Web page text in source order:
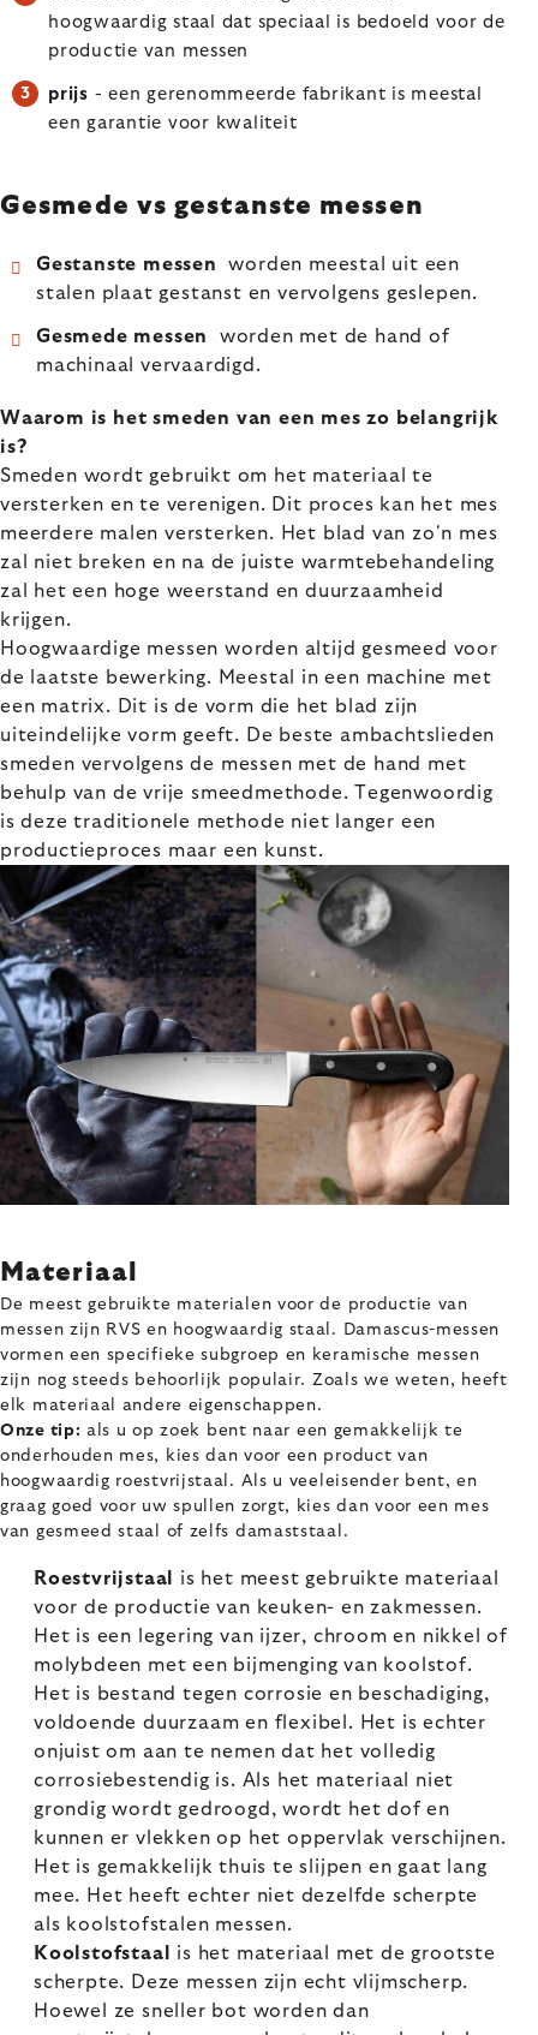
hoogwaardig staal dat speciaal is bedoeld voor de
productie van messen
prijs - een gerenommeerde fabrikant is meestal
een garantie voor kwaliteit
Gesmede vs gestanste messen
Gestanste messen
worden meestal uit een
stalen plaat gestanst en vervolgens geslepen.
Gesmede messen
worden met de hand of
machinaal vervaardigd.
Waarom is het smeden van een mes zo belangrijk
is?
Smeden wordt gebruikt om het materiaal te
versterken en te verenigen. Dit proces kan het mes
meerdere malen versterken. Het blad van zo'n mes
zal niet breken en na de juiste warmtebehandeling
zal het een hoge weerstand en duurzaamheid
krijgen.
Hoogwaardige messen worden altijd gesmeed voor
de laatste bewerking. Meestal in een machine met
een matrix. Dit is de vorm die het blad zijn
uiteindelijke vorm geeft. De beste ambachtslieden
smeden vervolgens de messen met de hand met
behulp van de vrije smeedmethode. Tegenwoordig
is deze traditionele methode niet langer een
productieproces maar een kunst.
Materiaal
De meest gebruikte materialen voor de productie van
messen zijn RVS en hoogwaardig staal. Damascus-messen
vormen een specifieke subgroep en keramische messen
zijn nog steeds behoorlijk populair. Zoals we weten, heeft
elk materiaal andere eigenschappen.
Onze tip: als u op zoek bent naar een gemakkelijk te
onderhouden mes, kies dan voor een product van
hoogwaardig roestvrijstaal. Als u veeleisender bent, en
graag goed voor uw spullen zorgt, kies dan voor een mes
van gesmeed staal of zelfs damaststaal.
Roestvrijstaal
is het meest gebruikte materiaal
voor de productie van keuken- en zakmessen.
Het is een legering van ijzer, chroom en nikkel of
molybdeen met een bijmenging van koolstof.
Het is bestand tegen corrosie en beschadiging,
voldoende duurzaam en flexibel. Het is echter
onjuist om aan te nemen dat het volledig
corrosiebestendig is. Als het materiaal niet
grondig wordt gedroogd, wordt het dof en
kunnen er vlekken op het oppervlak verschijnen.
Het is gemakkelijk thuis te slijpen en gaat lang
mee. Het heeft echter niet dezelfde scherpte
als koolstofstalen messen.
Koolstofstaal
is het materiaal met de grootste
scherpte. Deze messen zijn echt vlijmscherp.
Hoewel ze sneller bot worden dan